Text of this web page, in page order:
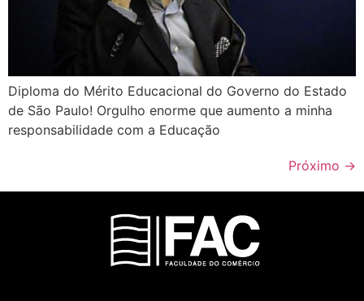
Diploma do Mérito Educacional do Governo do Estado
de São Paulo! Orgulho enorme que aumento a minha
responsabilidade com a Educação
Próximo →